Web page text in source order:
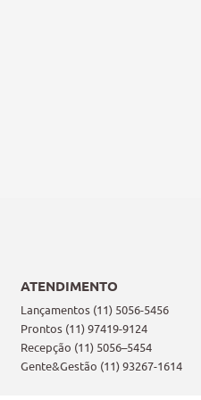
ATENDIMENTO
Lançamentos (11) 5056-5456
Prontos (11) 97419-9124
Recepção (11) 5056–5454
Gente&Gestão (11) 93267-1614